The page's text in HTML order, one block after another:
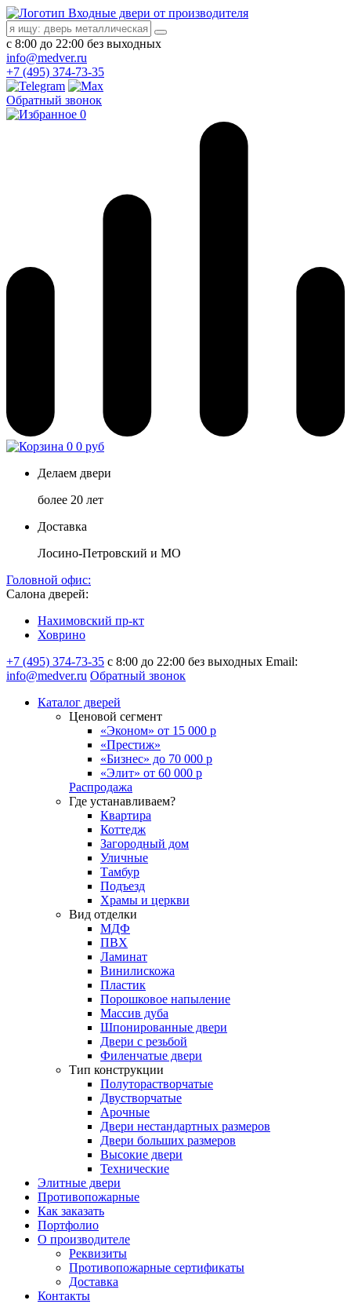
Входные двери от производителя
с 8:00 до 22:00 без выходных
info@medver.ru
+7 (495) 374-73-35
Обратный звонок
0
0 0 руб
Делаем двери
более 20 лет
Доставка
Лосино-Петровский и МО
Головной офис:
Салона дверей:
Нахимовский пр-кт
Ховрино
+7 (495) 374-73-35 с 8:00 до 22:00 без выходных Email:
info@medver.ru Обратный звонок
Каталог дверей
Ценовой сегмент
«Эконом» от 15 000 р
«Престиж»
«Бизнес» до 70 000 р
«Элит» от 60 000 р
Распродажа
Где устанавливаем?
Квартира
Коттедж
Загородный дом
Уличные
Тамбур
Подъезд
Храмы и церкви
Вид отделки
МДФ
ПВХ
Ламинат
Винилискожа
Пластик
Порошковое напыление
Массив дуба
Шпонированные двери
Двери с резьбой
Филенчатые двери
Тип конструкции
Полуторастворчатые
Двустворчатые
Арочные
Двери нестандартных размеров
Двери больших размеров
Высокие двери
Технические
Элитные двери
Противопожарные
Как заказать
Портфолио
О производителе
Реквизиты
Противопожарные сертификаты
Доставка
Контакты